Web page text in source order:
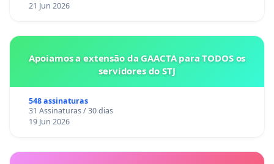
21 Jun 2026
Apoiamos a extensão da GAACTA para TODOS os
servidores do STJ
548 assinaturas
31 Assinaturas / 30 dias
19 Jun 2026